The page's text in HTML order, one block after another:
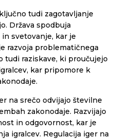
tudi zagotavljanje
Država spodbuja
svetovanje, kar je
razvoja problematičnega
tudi raziskave, ki proučujejo
kar pripomore k
na srečo odvijajo številne
zakonodaje. Razvijajo
in odgovornost, kar je
igralcev. Regulacija iger na